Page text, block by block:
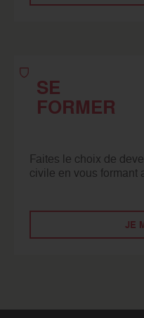
SE
FORMER
Faites le choix de
civile en vous formant
JE